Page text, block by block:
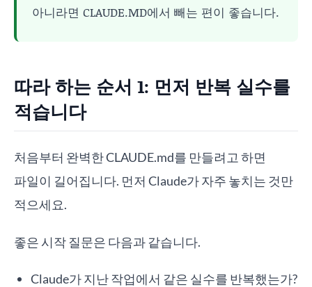
아니라면 CLAUDE.MD에서 빼는 편이 좋습니다.
따라 하는 순서 1: 먼저 반복 실수를
적습니다
처음부터 완벽한 CLAUDE.md를 만들려고 하면
파일이 길어집니다. 먼저 Claude가 자주 놓치는 것만
적으세요.
좋은 시작 질문은 다음과 같습니다.
Claude가 지난 작업에서 같은 실수를 반복했는가?